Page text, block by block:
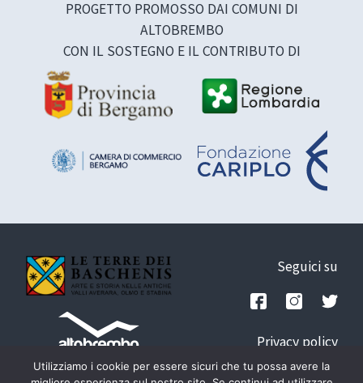
PROGETTO PROMOSSO DAI COMUNI DI
ALTOBREMBO
CON IL SOSTEGNO E IL CONTRIBUTO DI
Seguici su
Privacy policy
Credits
Utilizziamo i cookie per essere sicuri che tu possa avere la